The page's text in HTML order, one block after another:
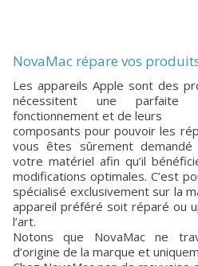
NovaMac répare vos
Les appareils Apple sont des produits haut de gamme qui
nécessitent une parfaite
fonctionnement et de leurs
composants pour pouvoir les
vous êtes sûrement
votre matériel afin qu’il
modifications optimales. C’est
spécialisé exclusivement sur la
appareil préféré soit réparé ou
l’art.
Notons que NovaMac ne
d’origine de la marque et